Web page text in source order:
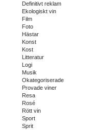
Definitivt reklam
Ekologiskt vin
Film
Foto
Hästar
Konst
Kost
Litteratur
Logi
Musik
Okategoriserade
Provade viner
Resa
Rosé
Rött vin
Sport
Sprit